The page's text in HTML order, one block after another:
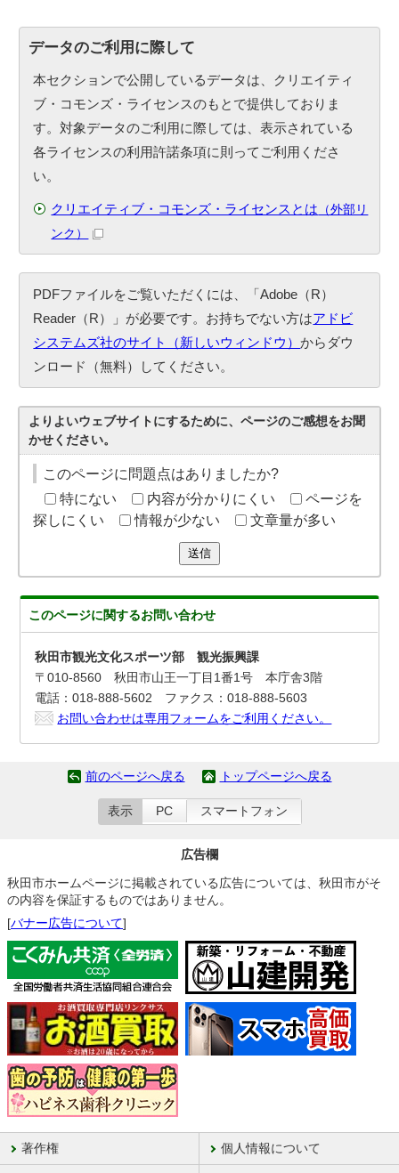
データのご利用に際して
本セクションで公開しているデータは、クリエイティ
ブ・コモンズ・ライセンスのもとで提供しておりま
す。対象データのご利用に際しては、表示されている
各ライセンスの利用許諾条項に則ってご利用くださ
い。
クリエイティブ・コモンズ・ライセンスとは （外部リ
ンク）
PDFファイルをご覧いただくには、「Adobe（R）
Reader（R）」が必要です。お持ちでない方はアドビ
システムズ社のサイト（新しいウィンドウ）からダウ
ンロード（無料）してください。
よりよいウェブサイトにするために、ページのご感想をお聞
かせください。
このページに問題点はありましたか?
特にない
内容が分かりにくい
ページを
探しにくい
情報が少ない 文章量が多い
送信
このページに関するお問い合わせ
秋田市観光文化スポーツ部 観光振興課
〒010-8560 秋田市山王一丁目1番1号 本庁舎3階
電話：018-888-5602 ファクス：018-888-5603
お問い合わせは専用フォームをご利用ください。
前のページへ戻る トップページへ戻る
表示 PC スマートフォン
広告欄
秋田市ホームページに掲載されている広告については、秋田市がそ
の内容を保証するものではありません。
[バナー広告について]
著作権 個人情報について